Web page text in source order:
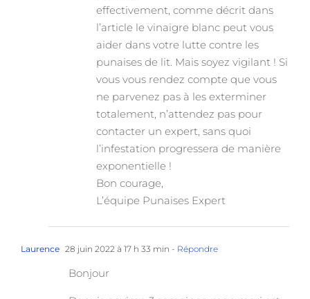
effectivement, comme décrit dans
l’article le vinaigre blanc peut vous
aider dans votre lutte contre les
punaises de lit. Mais soyez vigilant ! Si
vous vous rendez compte que vous
ne parvenez pas à les exterminer
totalement, n’attendez pas pour
contacter un expert, sans quoi
l’infestation progressera de manière
exponentielle !
Bon courage,
L’équipe Punaises Expert
Laurence 28 juin 2022 à 17 h 33 min - Répondre
Bonjour